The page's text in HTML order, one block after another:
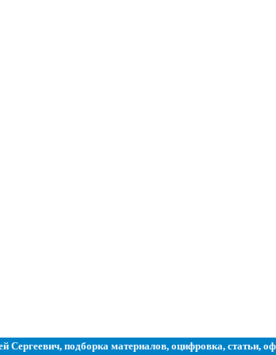
Сергеевич, подборка материалов, оцифровка, статьи,